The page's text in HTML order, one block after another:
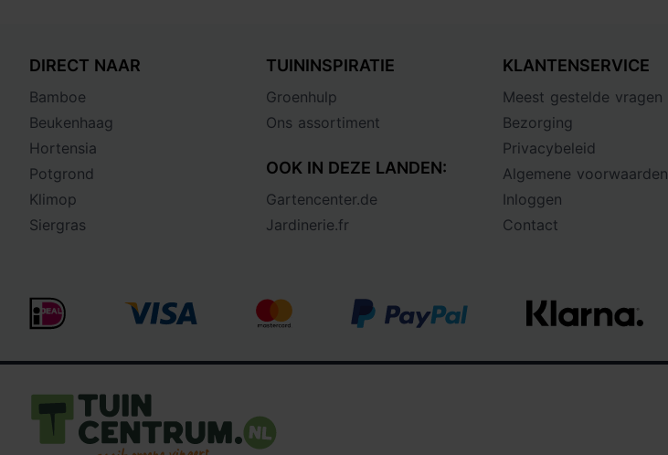
DIRECT NAAR
Bamboe
Beukenhaag
Hortensia
Potgrond
Klimop
Siergras
TUININSPIRATIE
Groenhulp
Ons assortiment
OOK IN DEZE LANDEN:
Gartencenter.de
Jardinerie.fr
KLANTENSERVICE
Meest gestelde vragen
Bezorging
Privacybeleid
Algemene voorwaarden
Inloggen
Contact